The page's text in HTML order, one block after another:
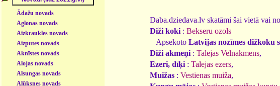
Ādažu novads
Aglonas novads
Aizkraukles novads
Aizputes novads
Aknīstes novads
Alojas novads
Alsungas novads
Alūksnes novads
Daba.dziedava.lv skatāmi šai vietā vai
Diži koki : Bekseru ozols
Apsekoto Latvijas nozīmes dižkoku
Diži akmeņi : Talejas Velnakmens,
Ezeri, dīķi : Talejas ezers,
Muižas : Vestienas muiža,